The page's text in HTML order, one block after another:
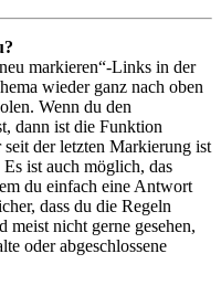
markieren“-Links in der
wieder ganz nach oben
Wenn du den
dann ist die Funktion
der letzten Markierung ist
ist auch möglich, das
du einfach eine Antwort
dass du die Regeln
meist nicht gerne gesehen,
oder abgeschlossene